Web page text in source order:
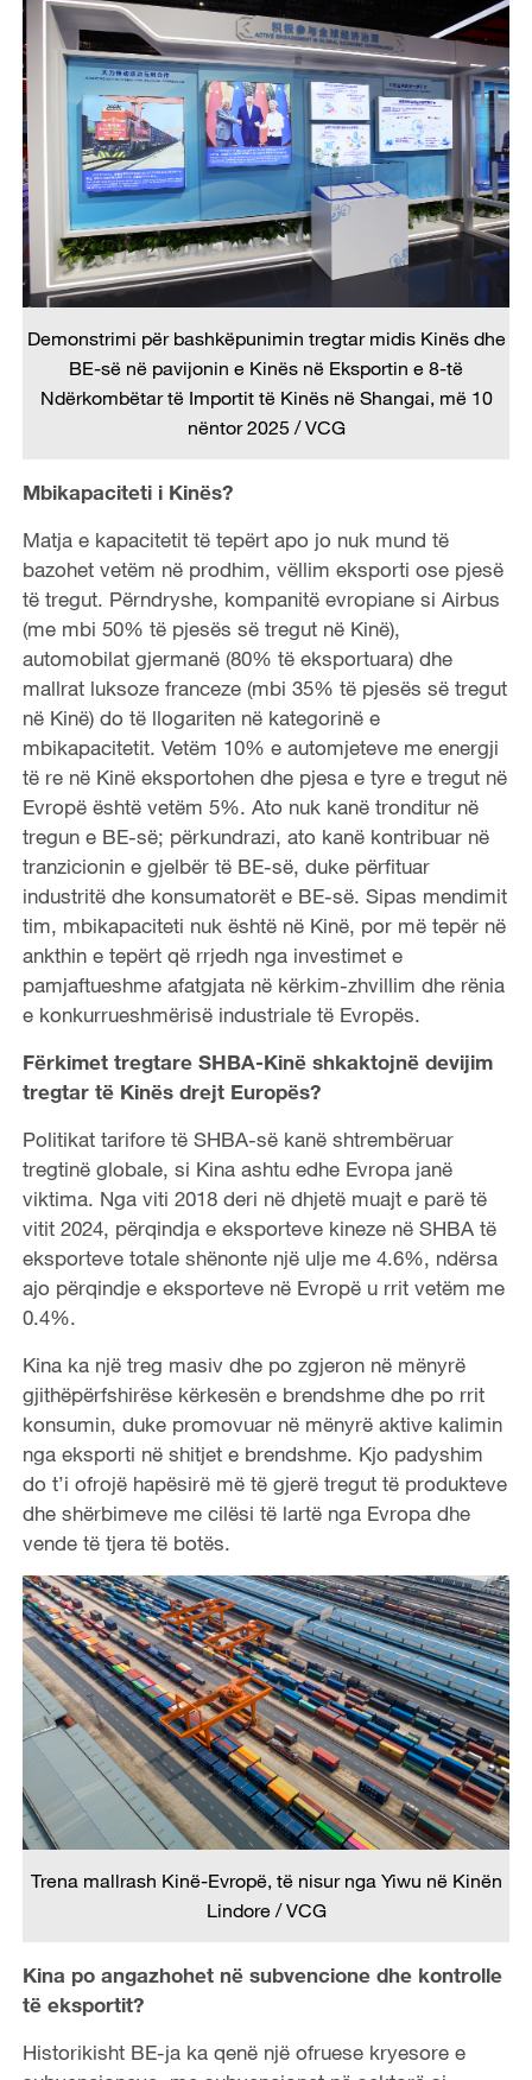
Demonstrimi për bashkëpunimin tregtar midis Kinës dhe
BE-së në pavijonin e Kinës në Eksportin e 8-të
Ndërkombëtar të Importit të Kinës në Shangai, më 10
nëntor 2025 / VCG
Mbikapaciteti i Kinës?
Matja e kapacitetit të tepërt apo jo nuk mund të
bazohet vetëm në prodhim, vëllim eksporti ose pjesë
të tregut. Përndryshe, kompanitë evropiane si Airbus
(me mbi 50% të pjesës së tregut në Kinë),
automobilat gjermanë (80% të eksportuara) dhe
mallrat luksoze franceze (mbi 35% të pjesës së tregut
në Kinë) do të llogariten në kategorinë e
mbikapacitetit. Vetëm 10% e automjeteve me energji
të re në Kinë eksportohen dhe pjesa e tyre e tregut në
Evropë është vetëm 5%. Ato nuk kanë tronditur në
tregun e BE-së; përkundrazi, ato kanë kontribuar në
tranzicionin e gjelbër të BE-së, duke përfituar
industritë dhe konsumatorët e BE-së. Sipas mendimit
tim, mbikapaciteti nuk është në Kinë, por më tepër në
ankthin e tepërt që rrjedh nga investimet e
pamjaftueshme afatgjata në kërkim-zhvillim dhe rënia
e konkurrueshmërisë industriale të Evropës.
Fërkimet tregtare SHBA-Kinë shkaktojnë devijim
tregtar të Kinës drejt Europës?
Politikat tarifore të SHBA-së kanë shtrembëruar
tregtinë globale, si Kina ashtu edhe Evropa janë
viktima. Nga viti 2018 deri në dhjetë muajt e parë të
vitit 2024, përqindja e eksporteve kineze në SHBA të
eksporteve totale shënonte një ulje me 4.6%, ndërsa
ajo përqindje e eksporteve në Evropë u rrit vetëm me
0.4%.
Kina ka një treg masiv dhe po zgjeron në mënyrë
gjithëpërfshirëse kërkesën e brendshme dhe po rrit
konsumin, duke promovuar në mënyrë aktive kalimin
nga eksporti në shitjet e brendshme. Kjo padyshim
do t’i ofrojë hapësirë më të gjerë tregut të produkteve
dhe shërbimeve me cilësi të lartë nga Evropa dhe
vende të tjera të botës.
Trena mallrash Kinë-Evropë, të nisur nga Yiwu në Kinën
Lindore / VCG
Kina po angazhohet në subvencione dhe kontrolle
të eksportit?
Historikisht BE-ja ka qenë një ofruese kryesore e